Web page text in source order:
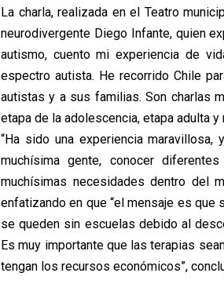
La charla, realizada en el Teatro
neurodivergente Diego Infante, quien
autismo, cuento mi experiencia de
espectro autista. He recorrido Chile
autistas y a sus familias. Son charlas
etapa de la adolescencia, etapa adulta
“Ha sido una experiencia maravillosa,
muchísima gente, conocer
muchísimas necesidades dentro del
enfatizando en que “el mensaje es
se queden sin escuelas debido al
Es muy importante que las terapias
tengan los recursos económicos”,